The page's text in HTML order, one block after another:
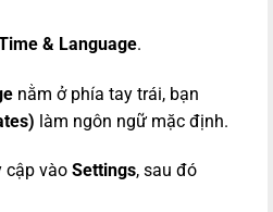
& Language.
nằm ở phía tay trái, bạn
làm ngôn ngữ mặc định.
cập vào Settings, sau đó